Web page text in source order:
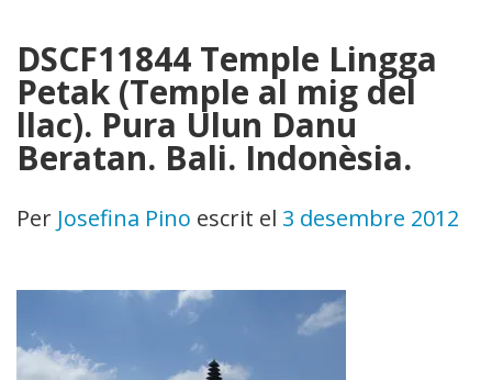
DSCF11844 Temple Lingga
Petak (Temple al mig del
llac). Pura Ulun Danu
Beratan. Bali. Indonèsia.
Per Josefina Pino escrit el 3 desembre 2012